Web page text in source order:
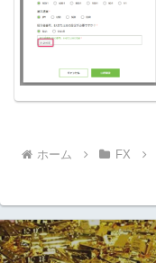
ホーム FX